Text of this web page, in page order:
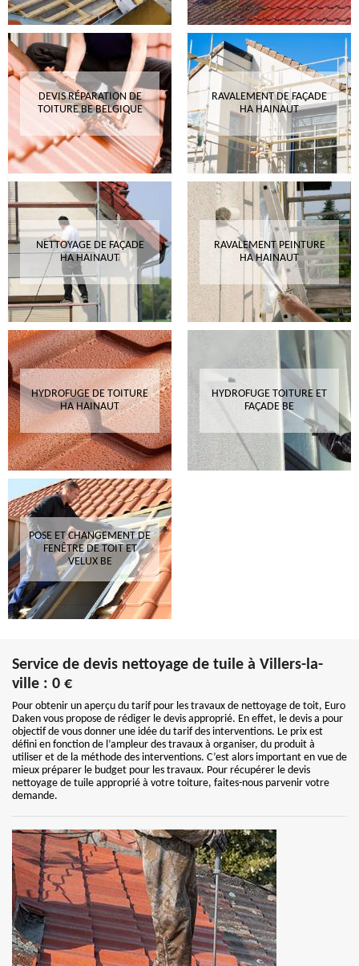
DEVIS RÉPARATION DE
TOITURE BE BELGIQUE
RAVALEMENT DE FAÇADE
HA HAINAUT
NETTOYAGE DE FAÇADE
HA HAINAUT
RAVALEMENT PEINTURE
HA HAINAUT
HYDROFUGE DE TOITURE
HA HAINAUT
HYDROFUGE TOITURE ET
FAÇADE BE
POSE ET CHANGEMENT DE
FENÊTRE DE TOIT ET
VELUX BE
Service de devis nettoyage de tuile à Villers-la-
ville : 0 €
Pour obtenir un aperçu du tarif pour les travaux de nettoyage de toit, Euro
Daken vous propose de rédiger le devis approprié. En effet, le devis a pour
objectif de vous donner une idée du tarif des interventions. Le prix est
défini en fonction de l’ampleur des travaux à organiser, du produit à
utiliser et de la méthode des interventions. C’est alors important en vue de
mieux préparer le budget pour les travaux. Pour récupérer le devis
nettoyage de tuile approprié à votre toiture, faites-nous parvenir votre
demande.